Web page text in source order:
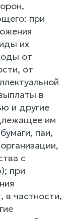
при
их
от
от
в
и другие
им
паи,
с
при
в частности,